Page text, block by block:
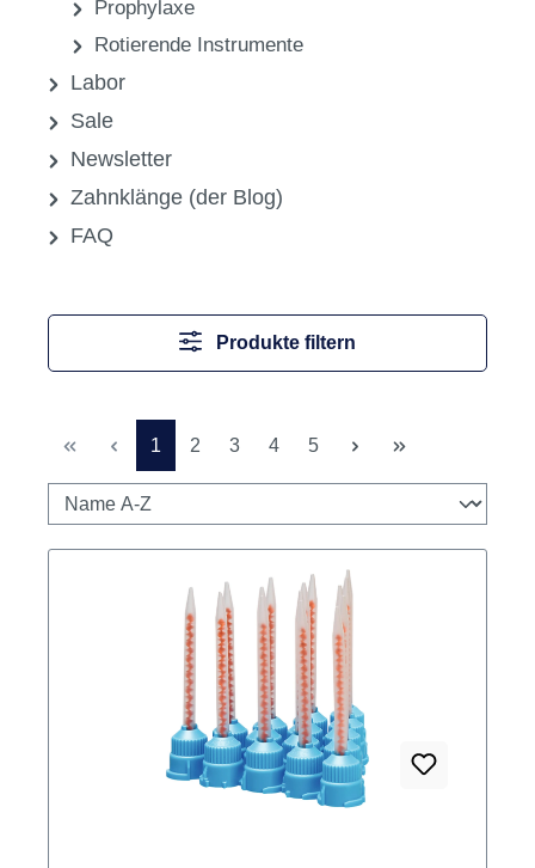
Prophylaxe
Rotierende Instrumente
Labor
Sale
Newsletter
Zahnklänge (der Blog)
FAQ
Produkte filtern
Seite
1 Seite
2 Seite
3 Seite
4 Seite
5